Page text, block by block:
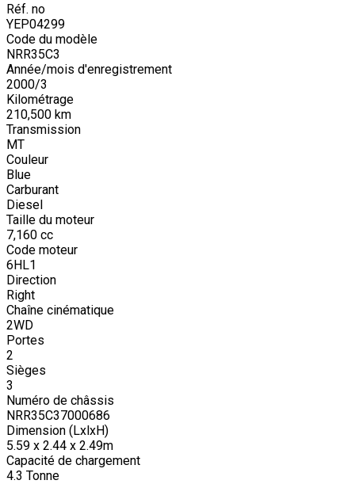
Réf. no
YEP04299
Code du modèle
NRR35C3
Année/mois d'enregistrement
2000/3
Kilométrage
210,500 km
Transmission
MT
Couleur
Blue
Carburant
Diesel
Taille du moteur
7,160 cc
Code moteur
6HL1
Direction
Right
Chaîne cinématique
2WD
Portes
2
Sièges
3
Numéro de châssis
NRR35C37000686
Dimension (LxlxH)
5.59 x 2.44 x 2.49m
Capacité de chargement
4.3 Tonne